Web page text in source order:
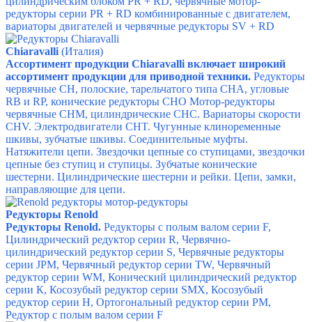
редукторы серии PR + RD комбинированные с двигателем,
вариаторы двигателей и червячные редукторы SV + RD
Chiaravalli(Италия)
Ассортимент продукции Chiaravalli включает широкий
ассортимент продукции для приводной техники. Редукторы
червячные CH, полоские, тарельчатого типа CHA, угловые
RB и RP, конические редукторы CHO Мотор-редукторы
червячные CHM, цилиндрические CHC. Вариаторы скорости
CHV. Электродвигатели CHT. Чугунные клиноременные
шкивы, зубчатые шкивы. Соединительные муфты.
Натяжители цепи. Звездочки цепные со ступицами, звездочки
цепные без ступиц и ступицы. Зубчатые конические
шестерни. Цилиндрические шестерни и рейки. Цепи, замки,
направляющие для цепи.
Редукторы Renold
Редукторы Renold. Редукторы с полым валом серии F,
Цилиндрический редуктор серии R, Червячно-
цилиндрический редуктор серии S, Червячные редукторы
серии JPM, Червячный редуктор серии TW, Червячный
редуктор серии WM, Конический цилиндрический редуктор
серии К, Косозубый редуктор серии SMX, Косозубый
редуктор серии Н, Ортогональный редуктор серии PM,
Редуктор с полым валом серии F